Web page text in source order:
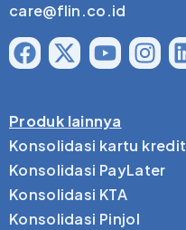
care@flin.co.id
Produk lainnya
Konsolidasi kartu kredit
Konsolidasi PayLater
Konsolidasi KTA
Konsolidasi Pinjol